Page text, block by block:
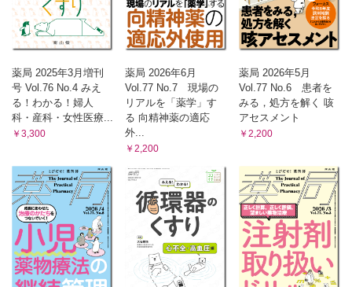
〈第12回〉「この薬の吸収は〇〇です」皮膚吸収編（浅井
考介 柴田 奈央）
腫瘍薬学ハイライト
祐）
医薬品適正使用・育薬フラッシュニュース
・薬物乱用頭痛の有病率は2.32%
・ドンペリドンやメトクロプラミドで脳卒中リスクが上昇
（佐藤 宏樹 澤田 康文）
〈Scene ＃12〉審査を経ていないプレプリントと社会の関
わり ～あの治療薬にまつわる混乱にも影響を及ぼしてい
た!?～（井出 和希）
薬剤師力の型 新たな思考と行動プランを手に入れろ！
〈拾弐ノ型〉過去の治療歴から現在の薬物治療への影響を考
えよ！（槇枝 大貴）
薬局 2025年3月増刊
号 Vol.76 No.4 みえ
る！わかる！婦人
科・産科・女性医療...
￥3,300
薬局 2026年6月
Vol.77 No.7 現場の
リアルを「薬学」す
る 向精神薬の適応
外...
￥2,200
薬局 2026年5月
Vol.77 No.6 患者を
みる，処方を解く 咳
アセスメント
￥2,200